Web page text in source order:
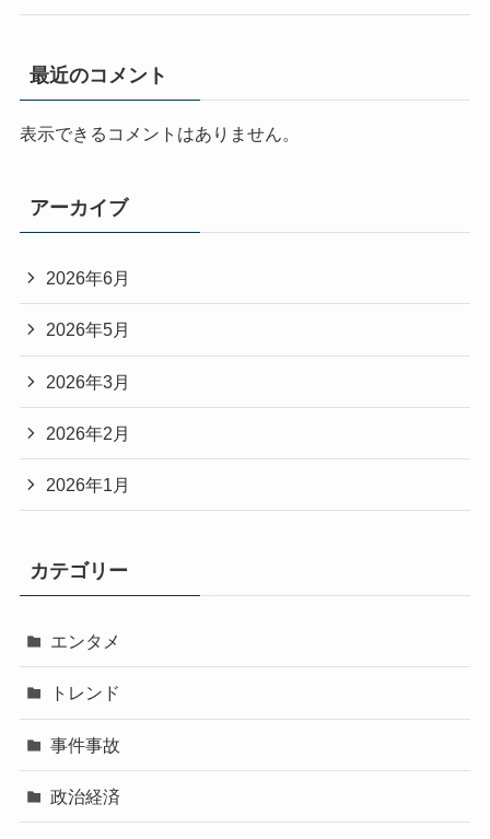
最近のコメント
表示できるコメントはありません。
アーカイブ
2026年6月
2026年5月
2026年3月
2026年2月
2026年1月
カテゴリー
エンタメ
トレンド
事件事故
政治経済